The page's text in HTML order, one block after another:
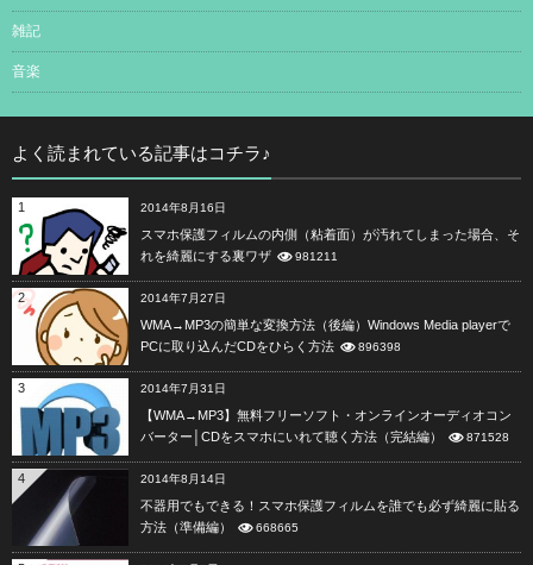
雑記
音楽
よく読まれている記事はコチラ♪
1 2014年8月16日
スマホ保護フィルムの内側（粘着面）が汚れてしまった場合、そ
れを綺麗にする裏ワザ
981211
2 2014年7月27日
WMA→MP3の簡単な変換方法（後編）Windows Media playerで
PCに取り込んだCDをひらく方法
896398
3 2014年7月31日
【WMA→MP3】無料フリーソフト・オンラインオーディオコン
バーター│CDをスマホにいれて聴く方法（完結編）
871528
4 2014年8月14日
不器用でもできる！スマホ保護フィルムを誰でも必ず綺麗に貼る
方法（準備編）
668665